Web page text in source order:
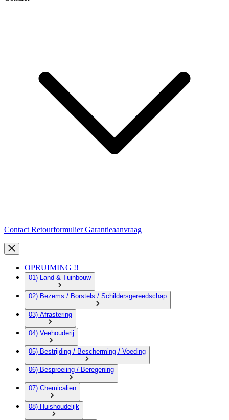
Contact RetourformulierGarantieaanvraag
OPRUIMING !!
01) Land-& Tuinbouw
02) Bezems / Borstels / Schildersgereedschap
03) Afrastering
04) Veehouderij
05) Bestrijding / Bescherming / Voeding
06) Besproeiing / Beregening
07) Chemicalien
08) Huishoudelijk